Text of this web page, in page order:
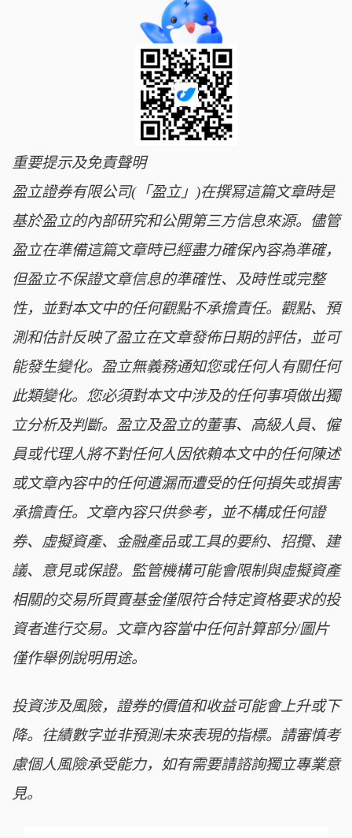
重要提示及免責聲明
盈立證券有限公司(「盈立」)在撰冩這篇文章時是
基於盈立的內部研究和公開第三方信息來源。儘管
盈立在準備這篇文章時已經盡力確保內容為準確，
但盈立不保證文章信息的準確性、及時性或完整
性，並對本文中的任何觀點不承擔責任。觀點、預
測和估計反映了盈立在文章發佈日期的評估，並可
能發生變化。盈立無義務通知您或任何人有關任何
此類變化。您必須對本文中涉及的任何事項做出獨
立分析及判斷。盈立及盈立的董事、高級人員、僱
員或代理人將不對任何人因依賴本文中的任何陳述
或文章內容中的任何遺漏而遭受的任何損失或損害
承擔責任。文章內容只供參考，並不構成任何證
券、虛擬資產、金融產品或工具的要約、招攬、建
議、意見或保證。監管機構可能會限制與虛擬資產
相關的交易所買賣基金僅限符合特定資格要求的投
資者進行交易。文章內容當中任何計算部分/圖片
僅作舉例說明用途。
投資涉及風險，證券的價值和收益可能會上升或下
降。往績數字並非預測未來表現的指標。請審慎考
慮個人風險承受能力，如有需要請諮詢獨立專業意
見。